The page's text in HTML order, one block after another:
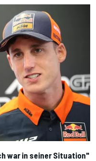
war in seiner Situation"